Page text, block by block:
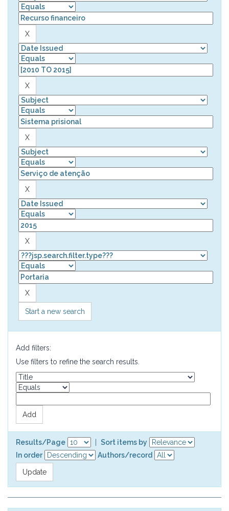
Start a new search
Add filters:
Use filters to refine the search results.
Results/Page
Sort items by
In order
Authors/record